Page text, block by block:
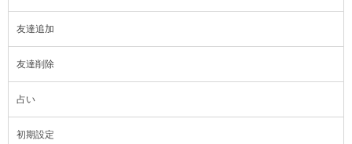
友達追加
友達削除
占い
初期設定